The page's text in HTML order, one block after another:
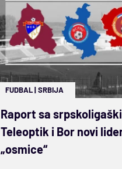
FUDBAL|SRBIJA
Raport sa
Teleoptik i Bor novi
„osmice“